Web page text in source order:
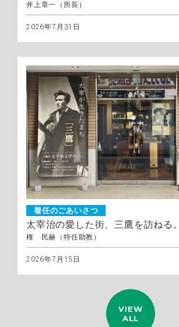
井上章一（所長）
2026年7月31日
着任のごあいさつ
太宰治の愛した街、三鷹を訪ねる。
権 民赫（特任助教）
2026年7月15日
VIEW
ALL